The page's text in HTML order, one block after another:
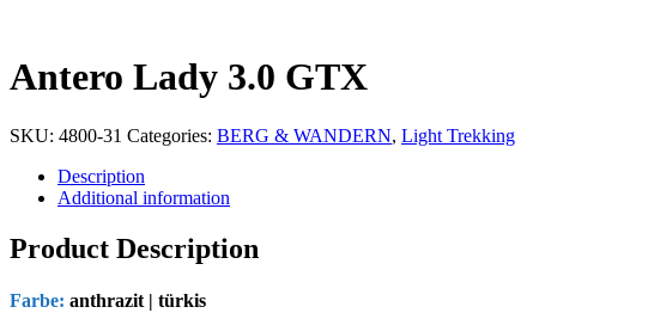
Antero Lady 3.0 GTX
SKU: 4800-31 Categories: BERG & WANDERN, Light Trekking
Description
Additional information
Product Description
Farbe: anthrazit | türkis